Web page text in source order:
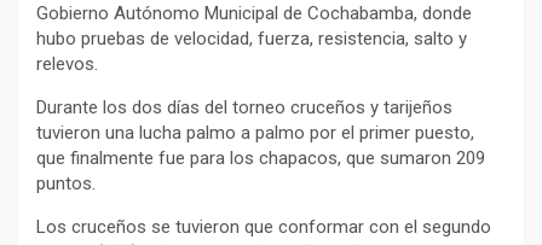
Gobierno Autónomo Municipal de Cochabamba, donde
hubo pruebas de velocidad, fuerza, resistencia, salto y
relevos.
Durante los dos días del torneo cruceños y tarijeños
tuvieron una lucha palmo a palmo por el primer puesto,
que finalmente fue para los chapacos, que sumaron 209
puntos.
Los cruceños se tuvieron que conformar con el segundo